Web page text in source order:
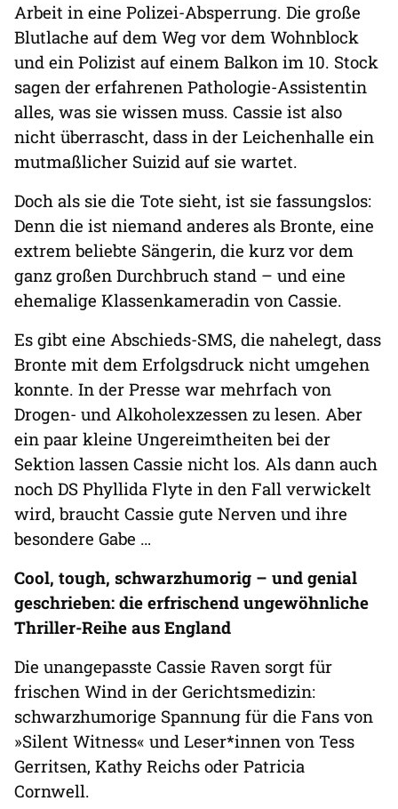
Arbeit in eine Polizei-Absperrung. Die große
Blutlache auf dem Weg vor dem Wohnblock
und ein Polizist auf einem Balkon im 10. Stock
sagen der erfahrenen Pathologie-Assistentin
alles, was sie wissen muss. Cassie ist also
nicht überrascht, dass in der Leichenhalle ein
mutmaßlicher Suizid auf sie wartet.
Doch als sie die Tote sieht, ist sie fassungslos:
Denn die ist niemand anderes als Bronte, eine
extrem beliebte Sängerin, die kurz vor dem
ganz großen Durchbruch stand – und eine
ehemalige Klassenkameradin von Cassie.
Es gibt eine Abschieds-SMS, die nahelegt, dass
Bronte mit dem Erfolgsdruck nicht umgehen
konnte. In der Presse war mehrfach von
Drogen- und Alkoholexzessen zu lesen. Aber
ein paar kleine Ungereimtheiten bei der
Sektion lassen Cassie nicht los. Als dann auch
noch DS Phyllida Flyte in den Fall verwickelt
wird, braucht Cassie gute Nerven und ihre
besondere Gabe …
Cool, tough, schwarzhumorig – und genial
geschrieben: die erfrischend ungewöhnliche
Thriller-Reihe aus England
Die unangepasste Cassie Raven sorgt für
frischen Wind in der Gerichtsmedizin:
schwarzhumorige Spannung für die Fans von
»Silent Witness« und Leser*innen von Tess
Gerritsen, Kathy Reichs oder Patricia
Cornwell.